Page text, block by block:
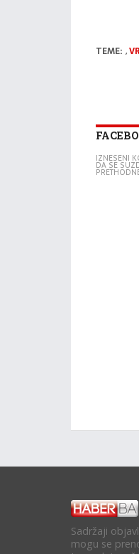
TEME: ,
IZNESENI
DA SE
Sadržaji
mogu se